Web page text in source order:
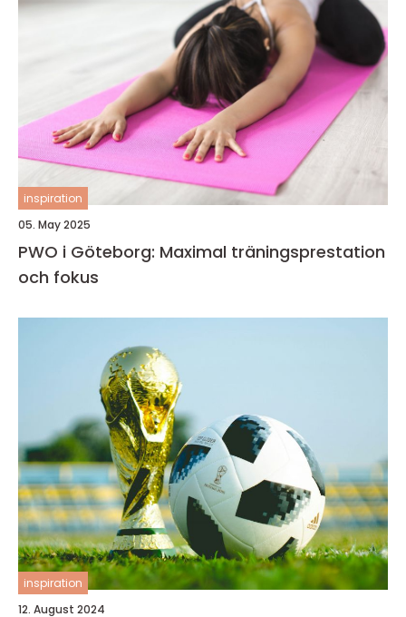
inspiration
05. May 2025
PWO i Göteborg: Maximal träningsprestation
och fokus
inspiration
12. August 2024